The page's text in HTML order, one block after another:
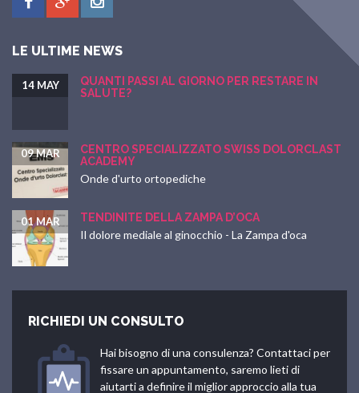
LE ULTIME NEWS
QUANTI PASSI AL GIORNO PER RESTARE IN
SALUTE?
14 MAY
CENTRO SPECIALIZZATO SWISS DOLORCLAST
ACADEMY
09 MAR
Onde d'urto ortopediche
TENDINITE DELLA ZAMPA D’OCA
01 MAR
Il dolore mediale al ginocchio - La Zampa d'oca
RICHIEDI UN CONSULTO
Hai bisogno di una consulenza? Contattaci per
fissare un appuntamento, saremo lieti di
aiutarti a definire il miglior approccio alla tua